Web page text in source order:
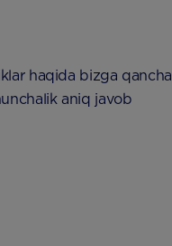
haqida bizga qancha
aniq javob